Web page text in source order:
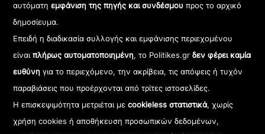
αυτόματηεμφάνιση της πηγής και συνδέσμου προς το αρχικό
δημοσίευμα.
Επειδή η διαδικασία συλλογής και εμφάνισης περιεχομένου
είναιπλήρως αυτοματοποιημένη, το Politikes.grδεν φέρει καμία
ευθύνη για το περιεχόμενο, την ακρίβεια, τις απόψεις ή τυχόν
παραβιάσεις που προέρχονται από τρίτες ιστοσελίδες.
Η επισκεψιμότητα μετριέται μεcookieless στατιστικά, χωρίς
χρήση cookies ή αποθήκευση προσωπικών δεδομένων,